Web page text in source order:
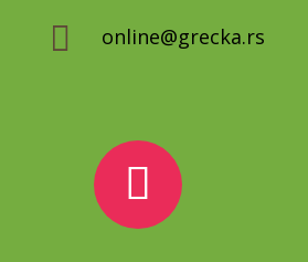
 online@grecka.rs